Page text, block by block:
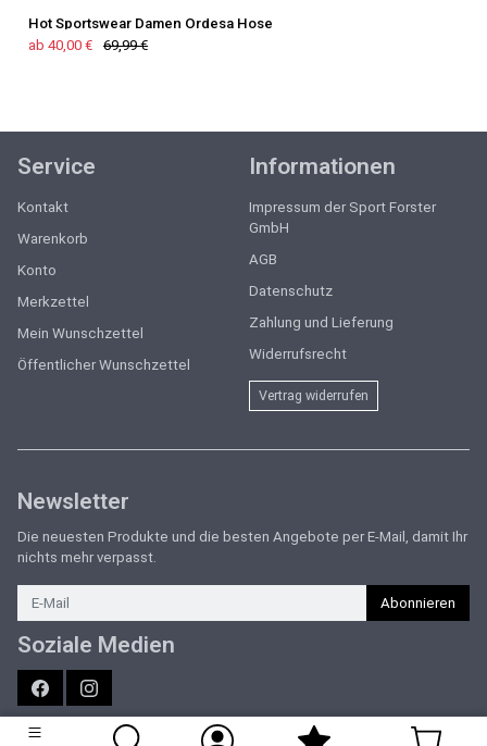
Hot Sportswear Damen Ordesa Hose
ab 40,00 €
69,99 €
Service
Kontakt
Warenkorb
Konto
Merkzettel
Mein Wunschzettel
Öffentlicher Wunschzettel
Informationen
Impressum der Sport Forster
GmbH
AGB
Datenschutz
Zahlung und Lieferung
Widerrufsrecht
Vertrag widerrufen
Newsletter
Die neuesten Produkte und die besten Angebote per E-Mail, damit Ihr
nichts mehr verpasst.
Newsletter
Abonnieren
Soziale Medien
FacebookInstagram
Sport Forster | Marken-Sportartikel für München & Umgebung | Online